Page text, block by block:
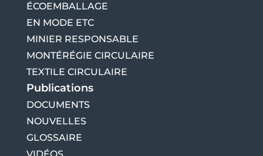
ÉCOEMBALLAGE
EN MODE ETC
MINIER RESPONSABLE
MONTÉRÉGIE CIRCULAIRE
TEXTILE CIRCULAIRE
Publications
DOCUMENTS
NOUVELLES
GLOSSAIRE